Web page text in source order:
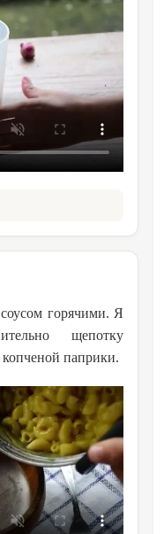
горячими. Я
щепотку
паприки.